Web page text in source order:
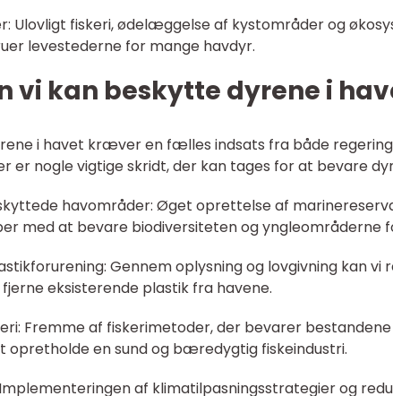
Ulovligt fiskeri, ødelæggelse af kystområder og
levestederne for mange havdyr.
vi kan beskytte dyrene i
i havet kræver en fælles indsats fra både
er nogle vigtige skridt, der kan tages for at bevare
havområder: Øget oprettelse af
med at bevare biodiversiteten og yngleområderne
Gennem oplysning og lovgivning kan vi
eksisterende plastik fra havene.
Fremme af fiskerimetoder, der bevarer
opretholde en sund og bæredygtig fiskeindustri.
af klimatilpasningsstrategier og